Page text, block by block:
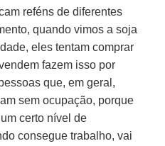
reféns de diferentes
quando vimos a soja
eles tentam comprar
fazem isso por
que, em geral,
sem ocupação, porque
certo nível de
consegue trabalho, vai